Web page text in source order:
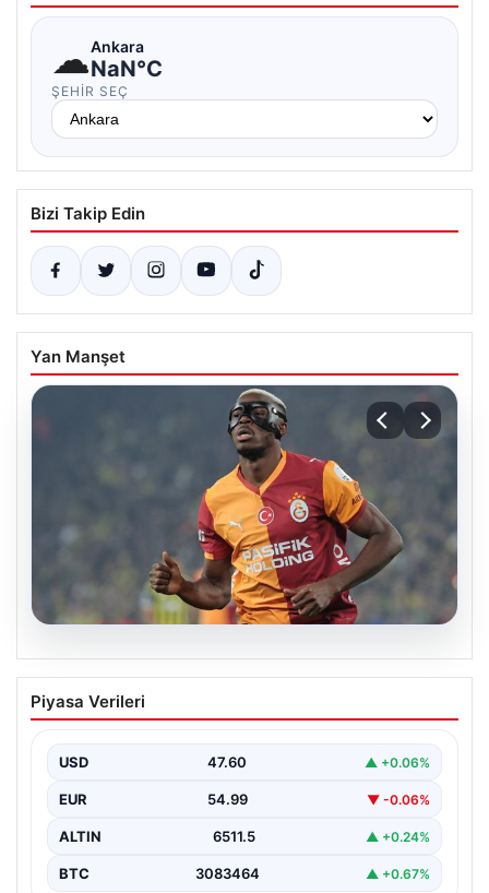
☁Ankara
NaN°C
ŞEHIR SEÇ
Bizi Takip Edin
Yan Manşet
05.08.2026
Victor Osimhen, Galatasaray’daki
geleceğiyle ilgili kararını açıkladı
dönemde gösterdiği etkileyici performansla Avrupa'nın
önde gelen kulüplerinin…
Piyasa Verileri
USD 47.60 ▲ +0.06%
EUR 54.99 ▼ -0.06%
ALTIN 6511.5 ▲ +0.24%
BTC 3083464 ▲ +0.67%